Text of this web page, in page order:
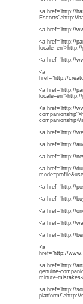
<a href="http://
Escorts">http://
<a href="http://
<a href="http://
<a href="http://
<a
href="http://
<a href="http://
<a href="http://
companionship</
<a href="http://
<a href="http://
<a href="http://
<a href="http://
<a href="http://
<a href="http://
<a href="http://
<a href="http://
<a href="http://
<a
href="http://
<a href="http://
genuine-
minute-mistakes-
<a href="http://
platform/">http://